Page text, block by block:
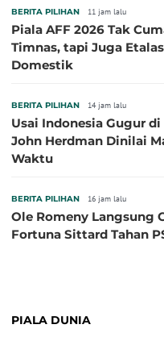
BERITA PILIHAN 11 jam lalu
Piala AFF 2026 Tak
Timnas, tapi Juga
Domestik
BERITA PILIHAN 14 jam lalu
Usai Indonesia Gugur di
John Herdman Dinilai
Waktu
BERITA PILIHAN 16 jam lalu
Ole Romeny Langsung
Fortuna Sittard Tahan
PIALA DUNIA